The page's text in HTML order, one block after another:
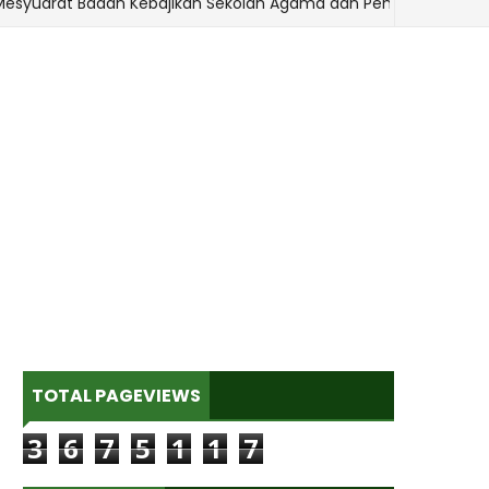
TOTAL PAGEVIEWS
3 6 7 5 1 1 7